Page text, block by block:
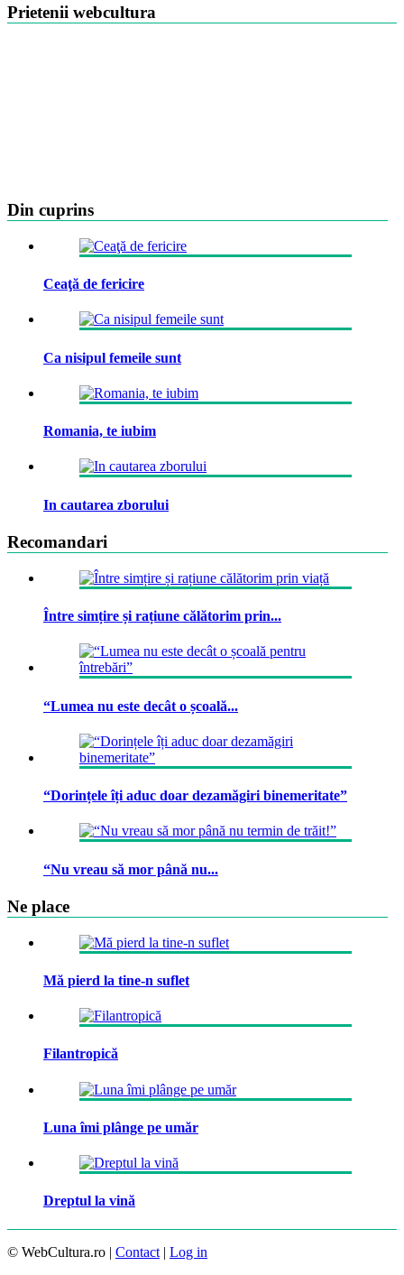
Prietenii webcultura
Din cuprins
Ceaţă de fericire
Ca nisipul femeile sunt
Romania, te iubim
In cautarea zborului
Recomandari
Între simțire și rațiune călătorim prin...
“Lumea nu este decât o școală...
“Dorințele îți aduc doar dezamăgiri binemeritate”
“Nu vreau să mor până nu...
Ne place
Mă pierd la tine-n suflet
Filantropică
Luna îmi plânge pe umăr
Dreptul la vină
© WebCultura.ro | Contact | Log in